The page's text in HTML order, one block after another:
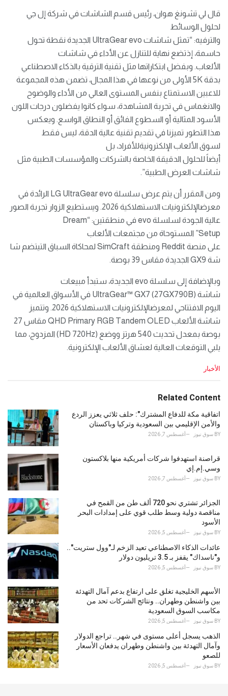
قال لي تشونغ هوان، رئيس قسم الشاشات في شركة إل جي
لحلول الوسائط
والترفيه: “تمثل شاشات UltraGear evo الجديدة نقطة تحول
حاسمة، إذتضع نهاية للتنازل عن الأداء في شاشات
الألعاب. وبفضل ابتكاراتها مثل تقنية الترقية بالذكاء الاصطناعي
بدقة 5K الأولى من نوعها في هذا المجال، تضمن هذه المجموعة
للاعبين الاستمتاع بنفس المستوى العالي من الأداء والوضوح
والانغماس في تجربة المشاهدة، سواء كانوا يفضلون درجات اللون
الأسود المثالية أو السطوع الفائق أو النطاق الواسع. ويعكس
هذا التطور تميزنا في تقديم تقنية عالية الدقة، ليس فقط
لسوق الألعاب الإلكترونيةللأفراد، بل
أيضاً للحلول الدقيقة الخاصة بالشركات والمؤسسات الطبية مثل
شاشات العرض الطبية”.
ومن المقرر أن يتم عرض سلسلة LG UltraGear evo الرائدة في
معرضالإلكترونيات الاستهلاكية 2026. ويستطيع الزوار تجربة الصور
عالية الجودة لسلسلة evo في منطقتين: “Dream
Setup” المستوحاة من مجتمعات الألعاب
على منصة Reddit ومنطقة SimCraft لمحاكاة السباق التيتضم شا
شة GX9 الجديدة مقاس 39 بوصة.
وبالإضافة إلى سلسلة evo الجديدة، ستبدأ مبيعات
شاشة UltraGear™ GX7 (27GX790B) في الأسواق العالمية في
اليوم الافتتاحي لمعرضالإلكترونيات الاستهلاكية 2026. وتتميز
شاشة الألعاب QHD Primary RGB Tandem OLED مقاس 27
بوصة بمعدل تحديث 540 هرتز ووضع (HD 720Hz) المزدوج، مما
يلبي التوقعات العالية لعشاق الألعاب الإلكترونية.
C
e
o
r
i
:
الأخبار
Related Content
اتفاقية مكة للدفاع المشترك": حلف ثلاثي يعزز الردع
والأمن الإقليمي بين السعودية وتركيا وباكستان
BY سوق نيوز أغسطس 7, 2026
قراصنة استهدفوا شركات أمريكية منها بلاكستون
وسي.إم.إي
BY سوق نيوز أغسطس 7, 2026
الجزائر تشتري نحو 720 ألف طن من القمح في
مناقصة دولية وسط طلب قوي على إمدادات البحر
الأسود
BY سوق نيوز أغسطس 5, 2026
عائدات الذكاء الاصطناعي تعيد الزخم لـ"وول ستريت"..
و"ناسداك" يقفز بـ 3.5 تريليون دولار
BY سوق نيوز أغسطس 5, 2026
الأسهم الخليجية تغلق على ارتفاع بدعم آمال التهدئة
بين واشنطن وطهران.. ونتائج الشركات تحد من
مكاسب السوق السعودية
BY سوق نيوز أغسطس 5, 2026
الذهب يسجل أعلى مستوى في شهر.. تراجع الدولار
وآمال التهدئة بين واشنطن وطهران يدفعان الأسعار
للصعو
BY سوق نيوز أغسطس 5, 2026